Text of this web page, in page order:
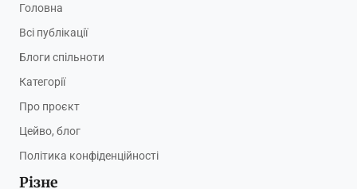
Головна
Всі публікації
Блоги спільноти
Категорії
Про проєкт
Цейво, блог
Політика конфіденційності
Різне